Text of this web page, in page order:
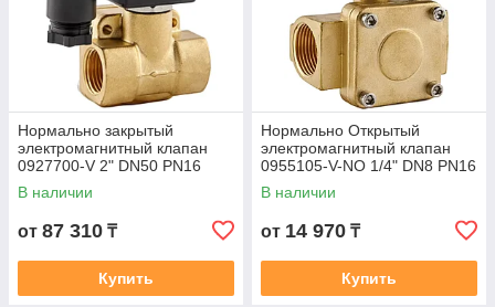
Нормально закрытый
электромагнитный клапан
0927700-V 2" DN50 PN16
В наличии
от 87 310 ₸
Купить
Нормально Открытый
электромагнитный клапан
0955105-V-NO 1/4" DN8 PN16
В наличии
от 14 970 ₸
Купить